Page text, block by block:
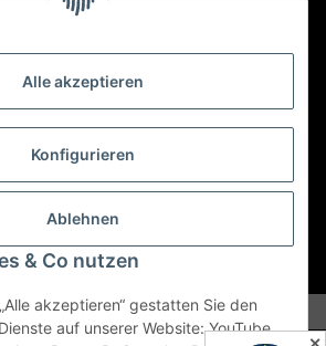
Alle akzeptieren
Konfigurieren
Ablehnen
& Co nutzen
akzeptieren“ gestatten Sie den
auf unserer Website: YouTube,
Terminvereinbarung.
Vertrag widerrufen
USt., zzgl.Versand